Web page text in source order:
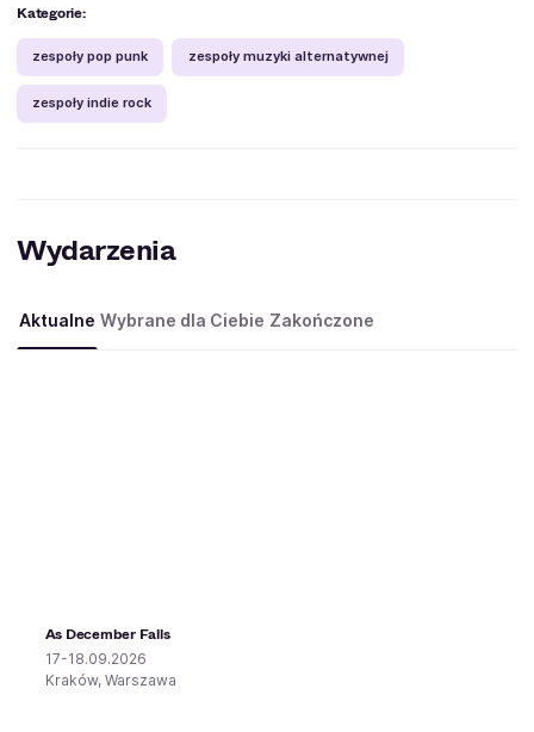
Kategorie:
zespoły pop punk zespoły muzyki alternatywnej
zespoły indie rock
Wydarzenia
Aktualne Wybrane dla Ciebie Zakończone
As December Falls
17-18.09.2026
Kraków, Warszawa